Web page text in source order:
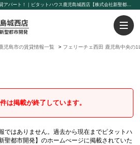
フェリーチェ西田 鹿児島中央の1LDK賃貸アパート！｜ピタットハウス鹿児島城西店【株式会社新聖都市開発】
児島市の賃貸情報一覧 フェリーチェ西田 鹿児島中央の
は掲載が終了しています。
ではありません。過去から現在までピタットハ
聖都市開発】のホームぺージに掲載されていた